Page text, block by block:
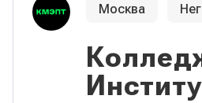
Москва